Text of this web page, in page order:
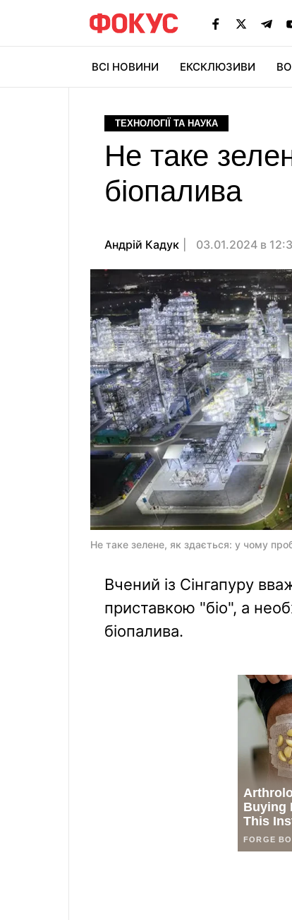
ВСІ НОВИНИ ЕКСКЛЮЗИВИ
ТЕХНОЛОГІЇ ТА НАУКА
Не таке
біопалива
Андрій Кадук 03.01.2024 в
Не таке зелене, як здається: у чому
Вчений із Сінгапуру
приставкою "біо", а
біопалива.